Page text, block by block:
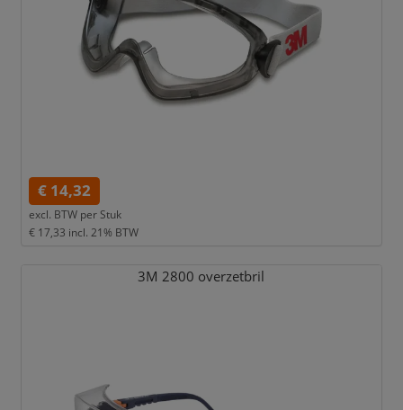
€ 14,32
excl. BTW per Stuk
€ 17,33 incl. 21% BTW
3M 2800 overzetbril